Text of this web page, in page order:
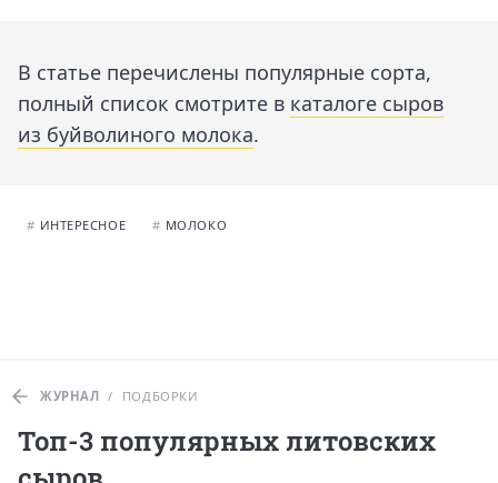
В статье перечислены популярные сорта,
полный список смотрите в каталоге сыров
из буйволиного молока.
# ИНТЕРЕСНОЕ # МОЛОКО
ЖУРНАЛ / ПОДБОРКИ
Топ-3 популярных литовских